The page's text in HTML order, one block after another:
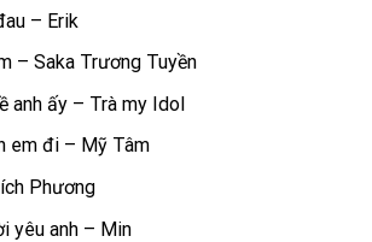
– Erik
– Saka Trương Tuyền
anh ấy – Trà my Idol
em đi – Mỹ Tâm
Phương
yêu anh – Min